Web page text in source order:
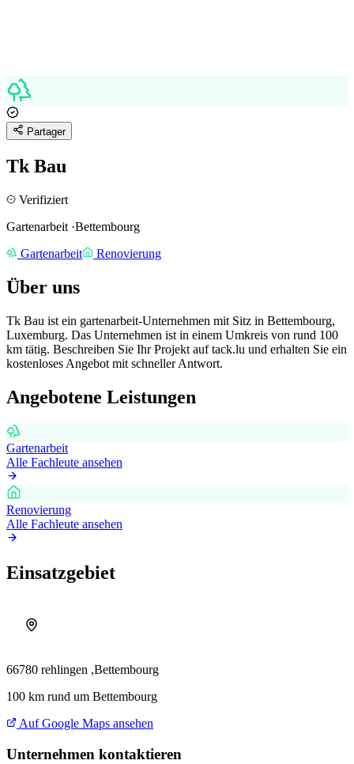
Partager
Tk Bau
Verifiziert
Gartenarbeit ·Bettembourg
Gartenarbeit
Renovierung
Über uns
Tk Bau ist ein gartenarbeit-Unternehmen mit Sitz in Bettembourg,
Luxemburg. Das Unternehmen ist in einem Umkreis von rund 100
km tätig. Beschreiben Sie Ihr Projekt auf tack.lu und erhalten Sie ein
kostenloses Angebot mit schneller Antwort.
Angebotene Leistungen
Gartenarbeit
Alle Fachleute ansehen
Renovierung
Alle Fachleute ansehen
Einsatzgebiet
66780 rehlingen ,Bettembourg
100 km rund um Bettembourg
Auf Google Maps ansehen
Unternehmen kontaktieren